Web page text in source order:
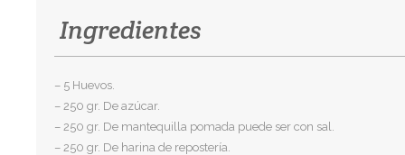
Ingredientes
– 5 Huevos.
– 250 gr. De azúcar.
– 250 gr. De mantequilla pomada puede ser con sal.
– 250 gr. De harina de repostería.